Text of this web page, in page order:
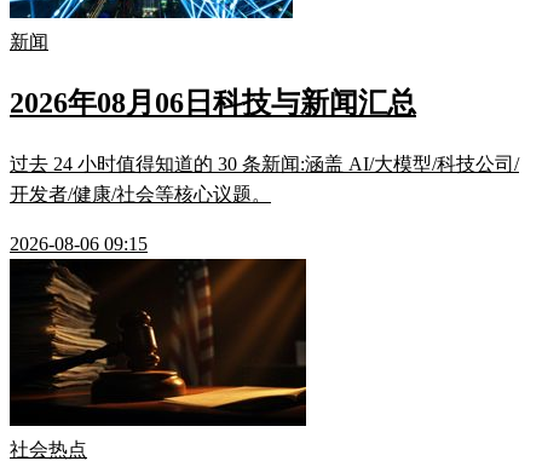
新闻
2026年08月06日科技与新闻汇总
过去 24 小时值得知道的 30 条新闻:涵盖 AI/大模型/科技公司/
开发者/健康/社会等核心议题。
2026-08-06 09:15
社会热点